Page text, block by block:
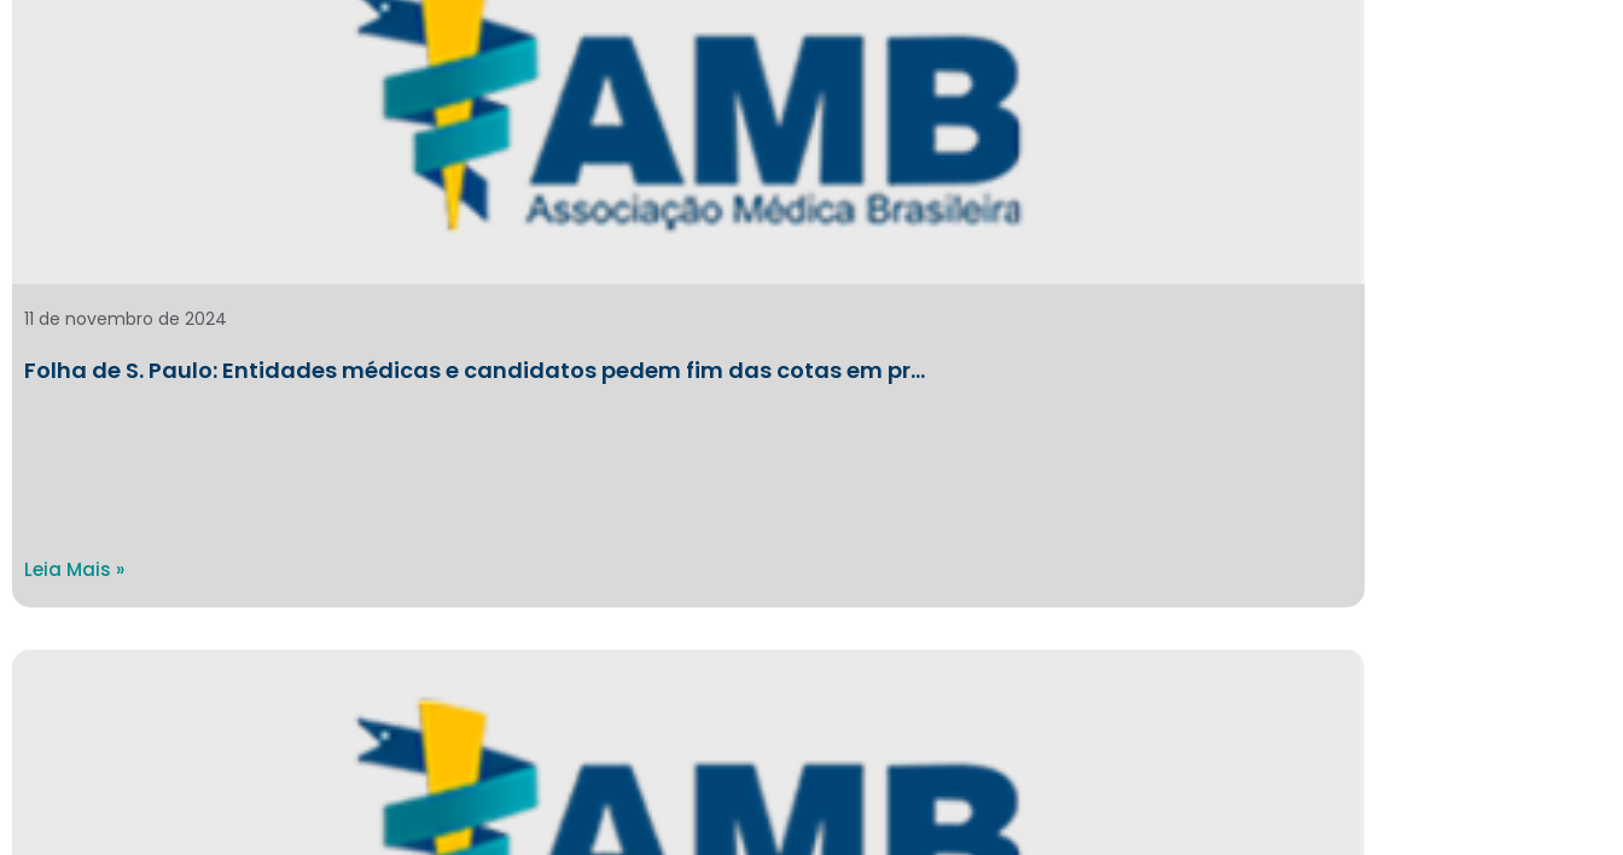
Folha de S. Paulo: Entidades médicas e candidatos pedem fim das cotas em pr…
11 de novembro de 2024
Leia Mais »